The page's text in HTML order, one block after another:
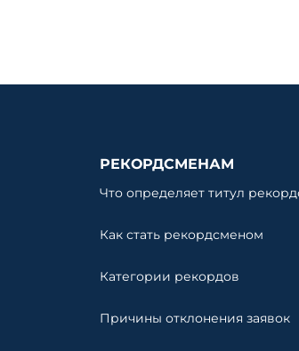
РЕКОРДСМЕНАМ
Что определяет титул
Как стать рекордсменом
Категории рекордов
Причины отклонения заявок